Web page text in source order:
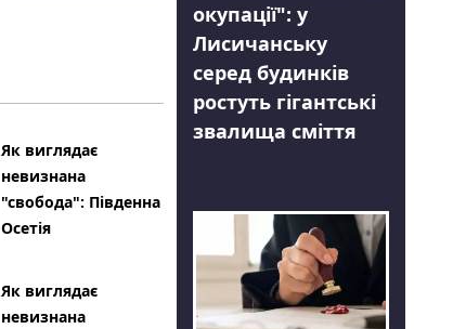
Як виглядає
невизнана
"свобода": Південна
Осетія
Як виглядає
невизнана
окупації": у
Лисичанську
серед будинків
ростуть гігантські
звалища сміття